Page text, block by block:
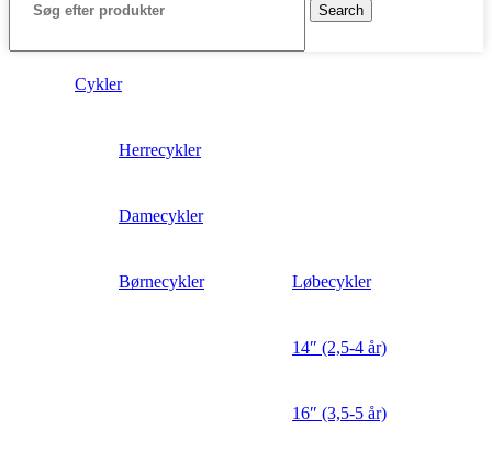
Search
Cykler
Herrecykler
Damecykler
Børnecykler Løbecykler
14″ (2,5-4 år)
16″ (3,5-5 år)